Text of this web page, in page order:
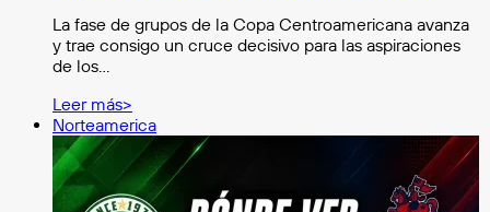
La fase de grupos de la Copa Centroamericana avanza
y trae consigo un cruce decisivo para las aspiraciones
de los…
Leer más>
Norteamerica